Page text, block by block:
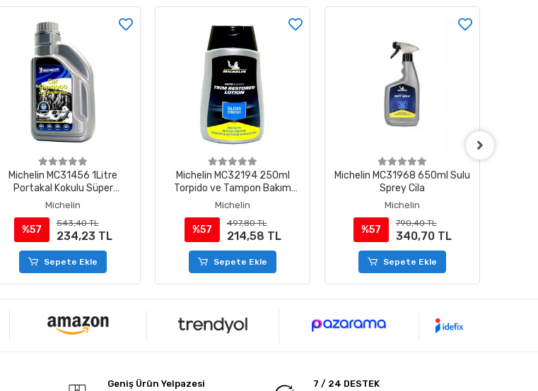
Michelin MC31456 1Litre
Portakal Kokulu Süper
Konsantre Oto Şampuanı / 30
Michelin
%57
543,40 TL
234,23 TL
Sepete Ekle
Michelin MC32194 250ml
Torpido ve Tampon Bakım
Losyonu/Parlak Görünüm
Michelin
%57
497,80 TL
214,58 TL
Sepete Ekle
Michelin MC31968 650ml Sulu
Sprey Cila
Michelin
%57
790,40 TL
340,70 TL
Sepete Ekle
Geniş Ürün Yelpazesi 7 / 24 DESTEK